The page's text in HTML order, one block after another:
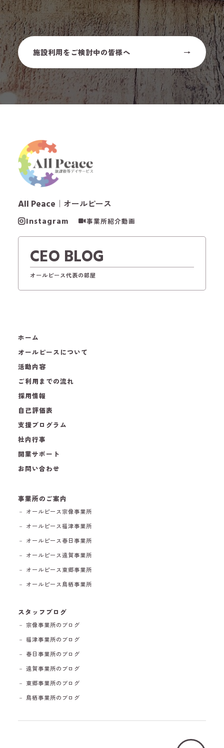
施設利用をご検討中の皆様へ
All Peace ｜オールピース
Instagram 事業所紹介動画
CEO BLOG
オールピース代表の部屋
ホーム
オールピースについて
活動内容
ご利用までの流れ
採用情報
自己評価表
支援プログラム
社内行事
開業サポート
お問い合わせ
事業所のご案内
－ オールピース宗像事業所
－ オールピース福津事業所
－ オールピース春日事業所
－ オールピース遠賀事業所
－ オールピース東郷事業所
－ オールピース鳥栖事業所
スタッフブログ
－ 宗像事業所のブログ
－ 福津事業所のブログ
－ 春日事業所のブログ
－ 遠賀事業所のブログ
－ 東郷事業所のブログ
－ 鳥栖事業所のブログ